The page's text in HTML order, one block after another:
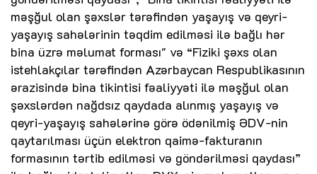
məşğul olan şəxslər tərəfindən yaşayış və qeyri-
yaşayış sahələrinin təqdim edilməsi ilə bağlı hər
bina üzrə məlumat forması" və “Fiziki şəxs olan
istehlakçılar tərəfindən Azərbaycan Respublikasının
ərazisində bina tikintisi fəaliyyəti ilə məşğul olan
şəxslərdən nağdsız qaydada alınmış yaşayış və
qeyri-yaşayış sahələrinə görə ödənilmiş ƏDV-nin
qaytarılması üçün elektron qaimə-fakturanın
formasının tərtib edilməsi və göndərilməsi qaydası”